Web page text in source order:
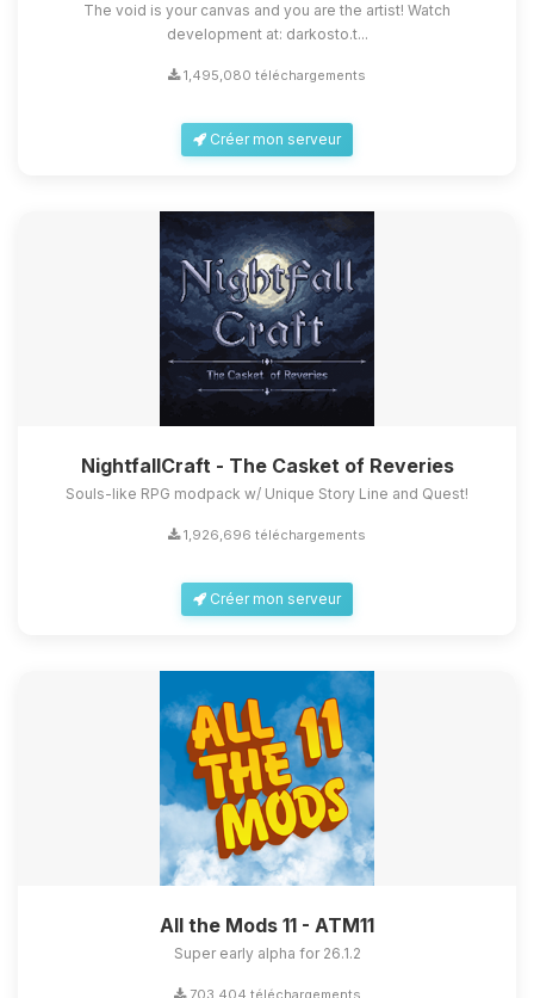
The void is your canvas and you are the artist! Watch
development at: darkosto.t...
1,495,080 téléchargements
Créer mon serveur
NightfallCraft - The Casket of Reveries
Souls-like RPG modpack w/ Unique Story Line and Quest!
1,926,696 téléchargements
Créer mon serveur
All the Mods 11 - ATM11
Super early alpha for 26.1.2